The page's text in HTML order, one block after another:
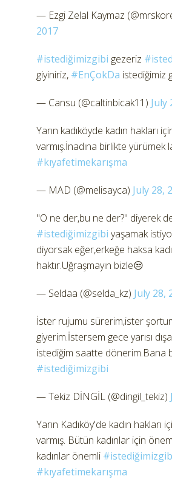
— Ezgi Zelal Kaymaz
2017
#istediğimizgibi gezeriz
giyiniriz, #EnÇokDa istediğimiz
— Cansu (@caltinbicak11) July
Yarın kadıköyde kadın hakları
varmış.İnadına birlikte yürümek
#kıyafetimekarışma
— MAD (@melisayca) July 28,
"O ne der,bu ne der?" diyerek
#istediğimizgibi yaşamak
diyorsak eğer,erkeğe haksa
haktır.Uğraşmayın bizle😒
— Seldaa (@selda_kz) July 28,
İster rujumu sürerim,ister
giyerim.İstersem gece yarısı
istediğim saatte dönerim.Bana
#istediğimizgibi
— Tekiz DİNGİL (@dingil_tekiz)
Yarın Kadıköy'de kadın hakları
varmış. Bütün kadınlar için
kadınlar önemli
#kıyafetimekarışma